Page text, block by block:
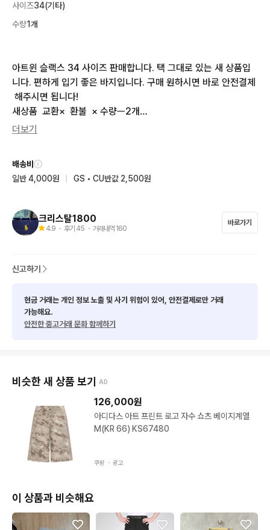
사이즈34(기타)
수량1개
아트윈 슬랙스 34 사이즈 판매합니다. 택 그대로 있는 새 상품입
니다. 편하게 입기 좋은 바지입니다. 구매 원하시면 바로 안전결제
해주시면 됩니다!
새상품  교환×  환불  × 수량ㅡ2개
일반택배는 우체국택배로 보내드려요
더보기
배송비
일반 4,000원
GS • CU반값 2,500원
크리스탈1800
4.9 ・ 후기 45 ・ 거래내역 160
바로가기
신고하기
현금 거래는 개인 정보 노출 및 사기 위험이 있어, 안전결제로만 거래
가능해요.
안전한 중고거래 문화 함께하기
비슷한 새 상품 보기 AD
126,000원
아디다스 아트 프린트 로고 자수 쇼츠 베이지계열
M(KR 66) KS67480
쿠팡 ・ 광고
이 상품과 비슷해요